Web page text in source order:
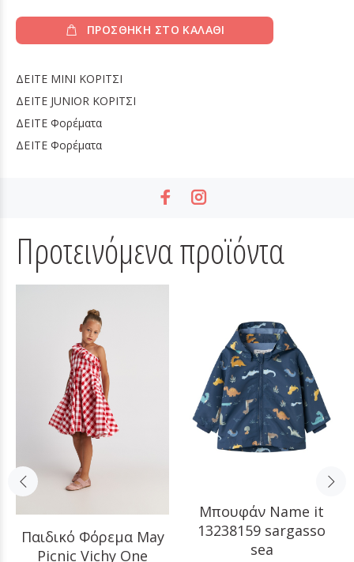
ΠΡΟΣΘΗΚΗ ΣΤΟ ΚΑΛΑΘΙ
ΔΕΙΤΕ MINI ΚΟΡΙΤΣΙ
ΔΕΙΤΕ JUNIOR ΚΟΡΙΤΣΙ
ΔΕΙΤΕ Φορέματα
ΔΕΙΤΕ Φορέματα
Προτεινόμενα προϊόντα
Παιδικό Φόρεμα May
Picnic Vichy One
Μπουφάν Name it
13238159 sargasso
sea